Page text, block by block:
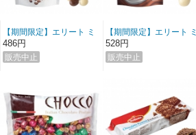
【期間限定】エリート ミ
ックスチョコレート コー
ヒービーンズ
486円
【期間限定】エリート ミ
ックスチョコレート フィ
グ
528円